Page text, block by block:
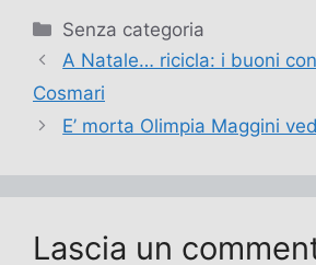
Categorie
Senza categoria
A Natale… ricicla: i buoni
Cosmari
E’ morta Olimpia Maggini
Lascia un